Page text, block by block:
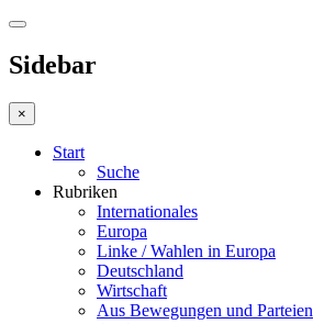
Sidebar
×
Start
Suche
Rubriken
Internationales
Europa
Linke / Wahlen in Europa
Deutschland
Wirtschaft
Aus Bewegungen und Parteien